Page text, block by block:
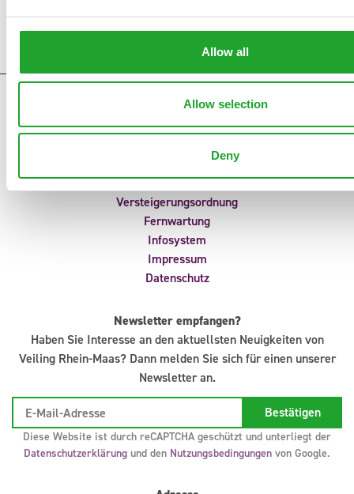
Allow all
Allow selection
Deny
Kontakt
Störungsmeldungen
Anliefermeldungen
Uhrvorverkauf
Versteigerungsordnung
Fernwartung
Infosystem
Impressum
Datenschutz
Newsletter empfangen?
Haben Sie Interesse an den aktuellsten Neuigkeiten von
Veiling Rhein-Maas? Dann melden Sie sich für einen unserer
Newsletter an.
Diese Website ist durch reCAPTCHA geschützt und unterliegt der
Datenschutzerklärung und den Nutzungsbedingungen von Google.